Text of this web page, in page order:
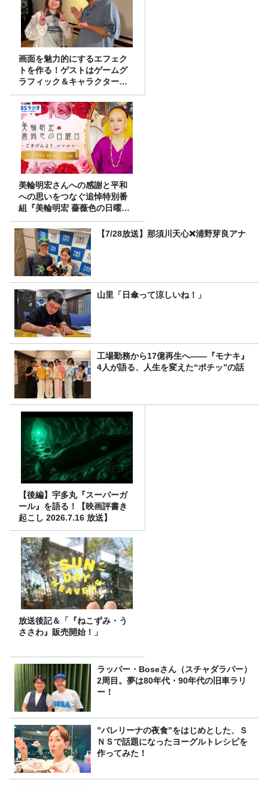
画面を魅力的にするエフェク
トを作る！ゲストはゲームグ
ラフィック＆キャラクター専
攻の遠藤里桜さん！
美輪明宏さんへの感謝と平和
への思いをつなぐ追悼特別番
組『美輪明宏 薔薇色の日曜日
～ごきげんよう、ルンルン
～』8/9（日）16時放送【7/28放送】那須川天心❌浦野芽良アナ
山里「日傘って涼しいね！」
工場勤務から17億再生へ——『モナキ』
4人が語る、人生を変えた“ポチッ”の話
【後編】宇多丸『スーパーガ
ール』を語る！【映画評書き
起こし 2026.7.16 放送】
放送後記＆「『ねこずみ・う
ささわ』販売開始！」
ラッパー・Boseさん（スチャダラパー）
2周目。夢は80年代・90年代の旧車ラリ
ー！
”バレリーナの夜食”をはじめとした、Ｓ
ＮＳで話題になったヨーグルトレシピを
作ってみた！